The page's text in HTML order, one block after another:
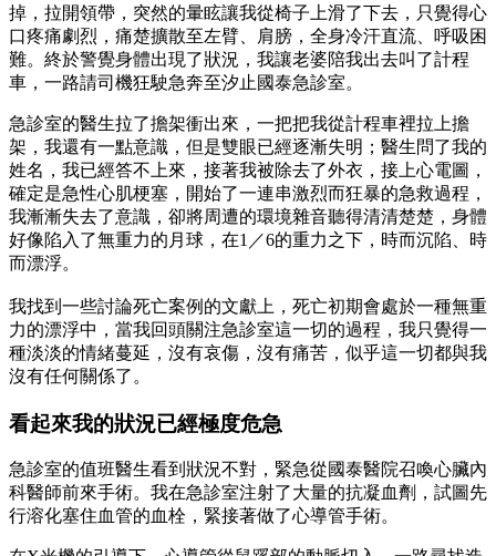
掉，拉開領帶，突然的暈眩讓我從椅子上滑了下去，只覺得心
口疼痛劇烈，痛楚擴散至左臂、肩膀，全身冷汗直流、呼吸困
難。終於警覺身體出現了狀況，我讓老婆陪我出去叫了計程
車，一路請司機狂駛急奔至汐止國泰急診室。
急診室的醫生拉了擔架衝出來，一把把我從計程車裡拉上擔
架，我還有一點意識，但是雙眼已經逐漸失明；醫生問了我的
姓名，我已經答不上來，接著我被除去了外衣，接上心電圖，
確定是急性心肌梗塞，開始了一連串激烈而狂暴的急救過程，
我漸漸失去了意識，卻將周遭的環境雜音聽得清清楚楚，身體
好像陷入了無重力的月球，在1／6的重力之下，時而沉陷、時
而漂浮。
我找到一些討論死亡案例的文獻上，死亡初期會處於一種無重
力的漂浮中，當我回頭關注急診室這一切的過程，我只覺得一
種淡淡的情緒蔓延，沒有哀傷，沒有痛苦，似乎這一切都與我
沒有任何關係了。
看起來我的狀況已經極度危急
急診室的值班醫生看到狀況不對，緊急從國泰醫院召喚心臟內
科醫師前來手術。我在急診室注射了大量的抗凝血劑，試圖先
行溶化塞住血管的血栓，緊接著做了心導管手術。